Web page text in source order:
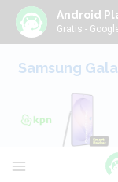
Android
Gratis -
Samsung